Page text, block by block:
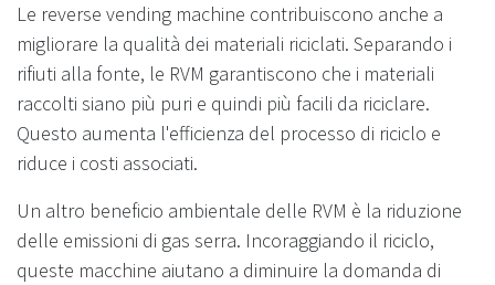
Le reverse vending machine contribuiscono anche a
migliorare la qualità dei materiali riciclati. Separando i
rifiuti alla fonte, le RVM garantiscono che i materiali
raccolti siano più puri e quindi più facili da riciclare.
Questo aumenta l'efficienza del processo di riciclo e
riduce i costi associati.
Un altro beneficio ambientale delle RVM è la riduzione
delle emissioni di gas serra. Incoraggiando il riciclo,
queste macchine aiutano a diminuire la domanda di